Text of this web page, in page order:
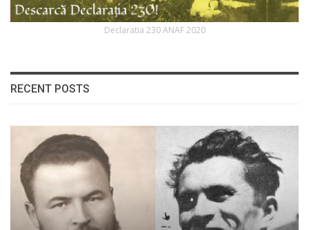
Declaratia 230 ANAF 2020
RECENT POSTS